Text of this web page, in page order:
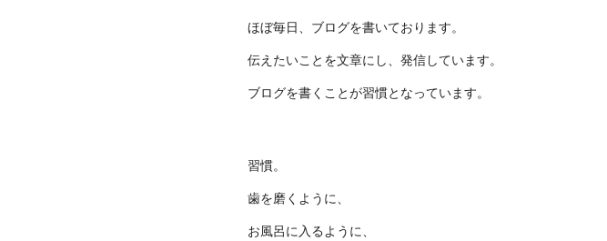
ほぼ毎日、ブログを書いております。
伝えたいことを文章にし、発信しています。
ブログを書くことが習慣となっています。
習慣。
歯を磨くように、
お風呂に入るように、